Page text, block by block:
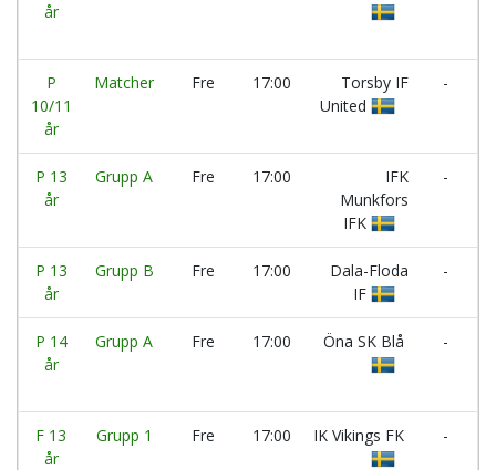
år
P
10/11
år
Matcher Fre 17:00
Torsby IF
United
-
P 13
år
Grupp A Fre 17:00
IFK
Munkfors
IFK
-
P 13
år
Grupp B Fre 17:00
Dala-Floda
IF
-
P 14
år
Grupp A Fre 17:00 Öna SK Blå
-
F 13
år
Grupp 1 Fre 17:00 IK Vikings FK -